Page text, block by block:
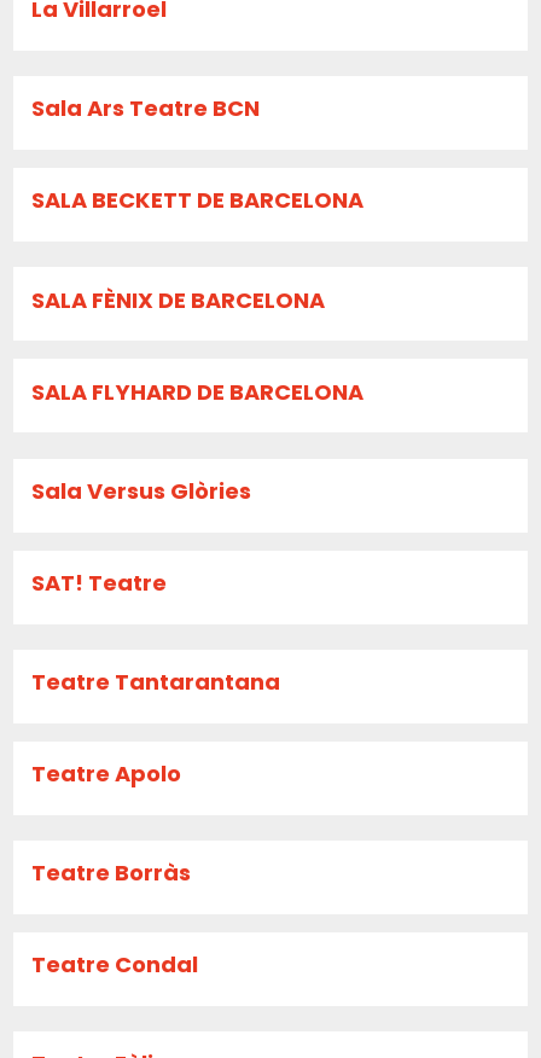
La Villarroel
Sala Ars Teatre BCN
SALA BECKETT DE BARCELONA
SALA FÈNIX DE BARCELONA
SALA FLYHARD DE BARCELONA
Sala Versus Glòries
SAT! Teatre
Teatre Tantarantana
Teatre Apolo
Teatre Borràs
Teatre Condal